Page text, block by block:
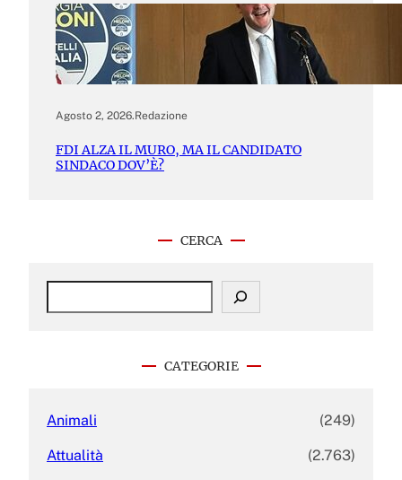
Agosto 2, 2026.Redazione
FDI ALZA IL MURO, MA IL CANDIDATO
SINDACO DOV’È?
CERCA
S
CATEGORIE
Animali (249)
Attualità (2.763)